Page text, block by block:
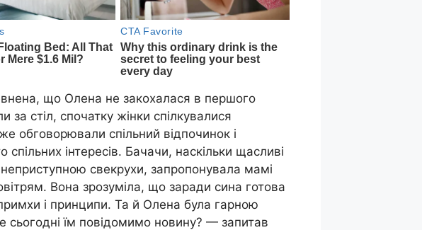
що Олена не закохалася в першого
за стіл, спочатку жінки спілкувалися
обговорювали спільний відпочинок і
інтересів. Бачачи, наскільки щасливі
неприступною свекрухи, запропонувала мамі
Вона зрозуміла, що заради сина готова
і принципи. Та й Олена була гарною
сьогодні їм повідомимо новину? — запитав